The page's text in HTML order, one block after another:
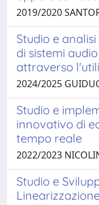
2019/2020
Studio e
di sistemi
attraverso
2024/2025
Studio e
innovativo di
tempo reale
2022/2023
Studio e